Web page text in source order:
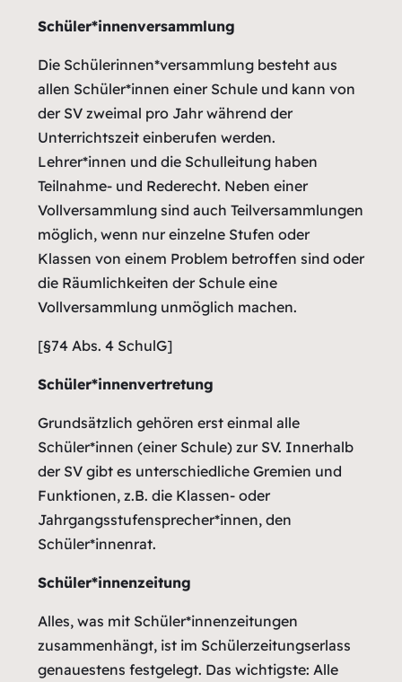
Schüler*innenversammlung
Die Schülerinnen*versammlung besteht aus
allen Schüler*innen einer Schule und kann von
der SV zweimal pro Jahr während der
Unterrichtszeit einberufen werden.
Lehrer*innen und die Schulleitung haben
Teilnahme- und Rederecht. Neben einer
Vollversammlung sind auch Teilversammlungen
möglich, wenn nur einzelne Stufen oder
Klassen von einem Problem betroffen sind oder
die Räumlichkeiten der Schule eine
Vollversammlung unmöglich machen.
[§74 Abs. 4 SchulG]
Schüler*innenvertretung
Grundsätzlich gehören erst einmal alle
Schüler*innen (einer Schule) zur SV. Innerhalb
der SV gibt es unterschiedliche Gremien und
Funktionen, z.B. die Klassen- oder
Jahrgangsstufensprecher*innen, den
Schüler*innenrat.
Schüler*innenzeitung
Alles, was mit Schüler*innenzeitungen
zusammenhängt, ist im Schülerzeitungserlass
genauestens festgelegt. Das wichtigste: Alle